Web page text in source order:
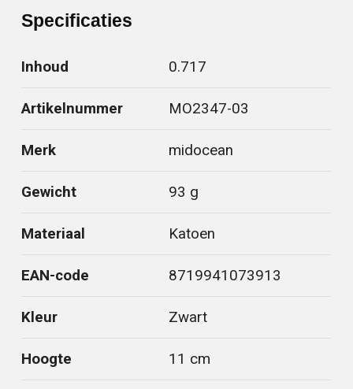
Specificaties
Inhoud 0.717
Artikelnummer MO2347-03
Merk midocean
Gewicht 93 g
Materiaal Katoen
EAN-code 8719941073913
Kleur Zwart
Hoogte 11 cm